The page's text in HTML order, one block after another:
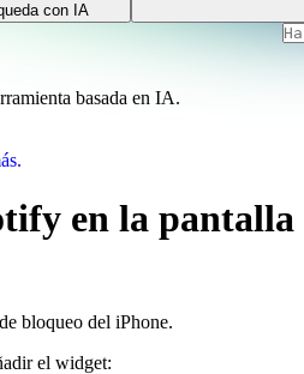
con IA
basada en IA.
en la pantalla
bloqueo del iPhone.
el widget: